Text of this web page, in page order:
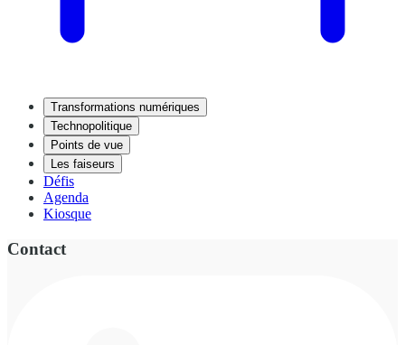
Transformations numériques
Technopolitique
Points de vue
Les faiseurs
Défis
Agenda
Kiosque
Contact